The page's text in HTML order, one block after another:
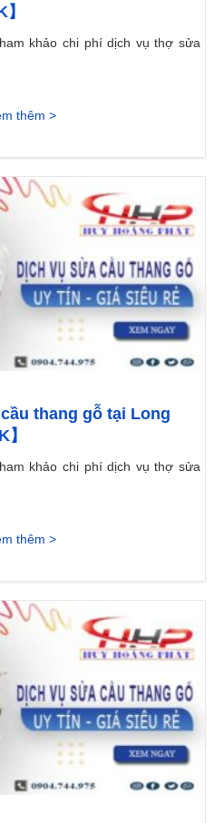
khảo chi phí dịch vụ thợ sửa
thêm >
thang gỗ tại Long
khảo chi phí dịch vụ thợ sửa
thêm >